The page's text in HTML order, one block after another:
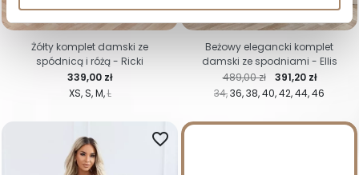
XS S M L
Cena
339,00 zł
Żółty komplet damski ze
spódnicą i różą - Ricki
-20%
34 36 38 40 42 44 46
Cena regularna
489,00 zł Cena
391,20 zł
Beżowy elegancki komplet
damski ze spodniami - Ellis
favorite_border